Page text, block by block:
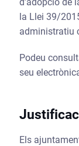
la Llei 39/
administratiu
Podeu
seu
Els